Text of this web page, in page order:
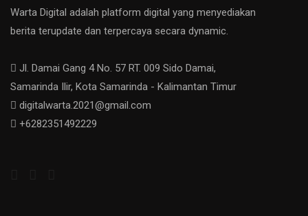
Warta Digital adalah platform digital yang menyediakan
berita terupdate dan terpercaya secara dynamic.
Jl. Damai Gang 4 No. 57 RT. 009 Sido Damai,
Samarinda Ilir, Kota Samarinda - Kalimantan Timur
digitalwarta.2021@gmail.com
+6282351492229